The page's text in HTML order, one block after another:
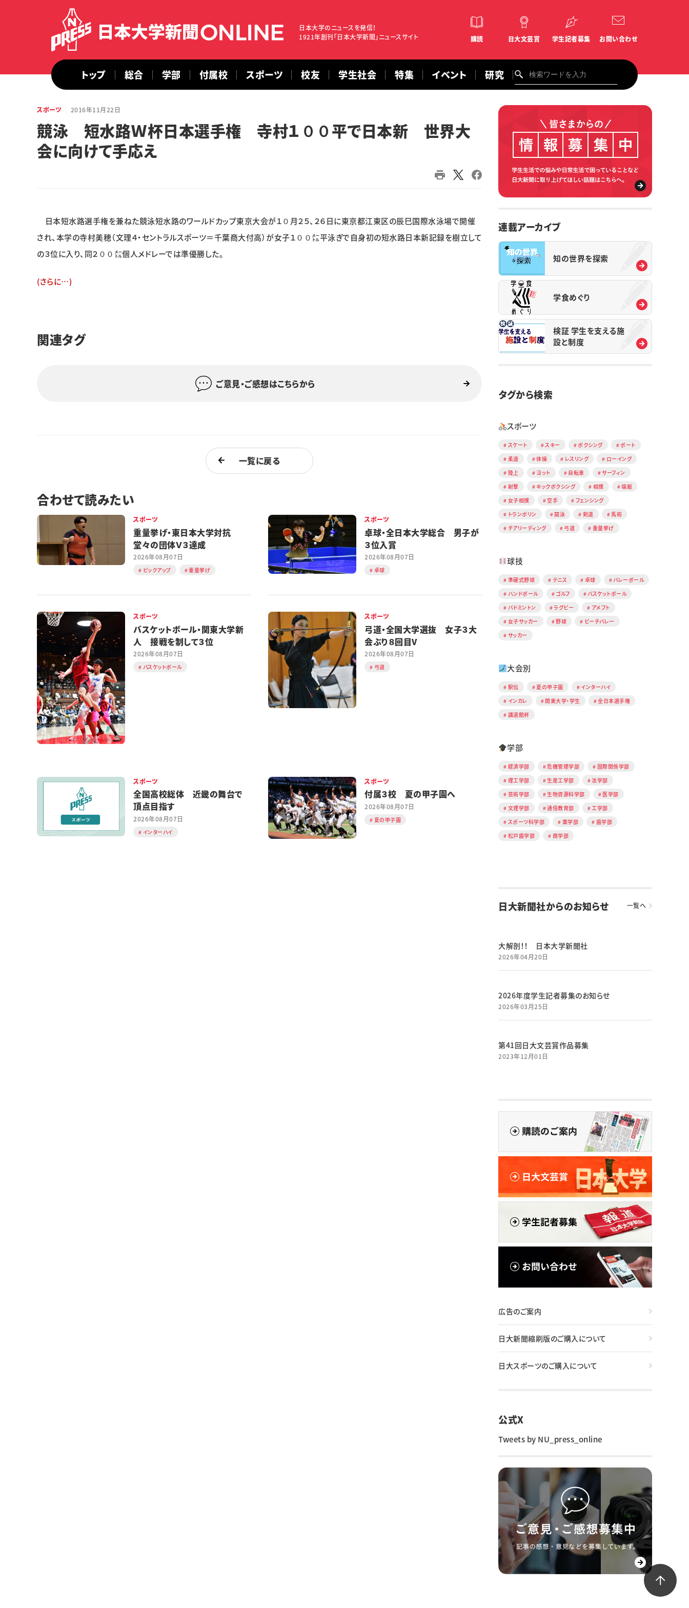
日本大学のニュースを発信！
1921年創刊「日本大学新聞」ニュースサイト
購読 日大文芸賞 学生記者募集 お問い合わせ
トップ 総合 学部 付属校 スポーツ 校友 学生社会 特集 イベント 研究
スポーツ 2016年11月22日
競泳 短水路Ｗ杯日本選手権 寺村１００平で日本新 世界大
会に向けて手応え
日本短水路選手権を兼ねた競泳短水路のワールドカップ東京大会が１０月２５、２６日に東京都江東区の辰巳国際水泳場で開催
され、本学の寺村美穂（文理４・セントラルスポーツ＝千葉商大付高）が女子１００㍍平泳ぎで自身初の短水路日本新記録を樹立して
の３位に入り、同２００㍍個人メドレーでは準優勝した。
(さらに…)
関連タグ
ご意見・ご感想はこちらから
一覧に戻る
合わせて読みたい
スポーツ
重量挙げ・東日本大学対抗
堂々の団体Ｖ３達成
2026年08月07日
ピックアップ 重量挙げ
スポーツ
卓球・全日本大学総合 男子が
３位入賞
2026年08月07日
卓球
スポーツ
バスケットボール・関東大学新
人 接戦を制して３位
2026年08月07日
バスケットボール
スポーツ
弓道・全国大学選抜 女子３大
会ぶり８回目V
2026年08月07日
弓道
スポーツ
全国高校総体 近畿の舞台で
頂点目指す
2026年08月07日
インターハイ
スポーツ
付属３校 夏の甲子園へ
2026年08月07日
夏の甲子園
連載アーカイブ
知の世界を探索
学食めぐり
検証 学生を支える施
設と制度
タグから検索
スポーツ
スケート スキー ボクシング
ボート
柔道
体操 レスリング
ローイング
陸上
ヨット 自転車
サーフィン
射撃
キックボクシング 相撲
端艇
女子相撲
空手
フェンシング
トランポリン
競泳 剣道
馬術
チアリーディング
弓道 重量挙げ
球技
準硬式野球 テニス 卓球
バレーボール
ハンドボール
ゴルフ
バスケットボール
バドミントン
ラグビー
アメフト
女子サッカー
野球
ビーチバレー
サッカー
大会別
駅伝 夏の甲子園
インターハイ
インカレ
関東大学・学生
全日本選手権
講道館杯
学部
経済学部 危機管理学部
国際関係学部
理工学部
生産工学部
法学部
芸術学部
生物資源科学部
医学部
文理学部
通信教育部
工学部
スポーツ科学部
薬学部
歯学部
松戸歯学部
商学部
日大新聞社からのお知らせ 一覧へ
大解剖！！ 日本大学新聞社
2026年04月20日
2026年度学生記者募集のお知らせ
2026年03月25日
第41回日大文芸賞作品募集
2023年12月01日
広告のご案内
日大新聞縮刷版のご購入について
日大スポーツのご購入について
公式X
Tweets by NU_press_online